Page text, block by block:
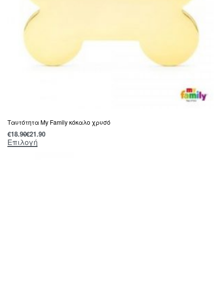
Tαυτότητα Μy Family κόκαλο χρυσό
€18.90€21.90
Επιλογή